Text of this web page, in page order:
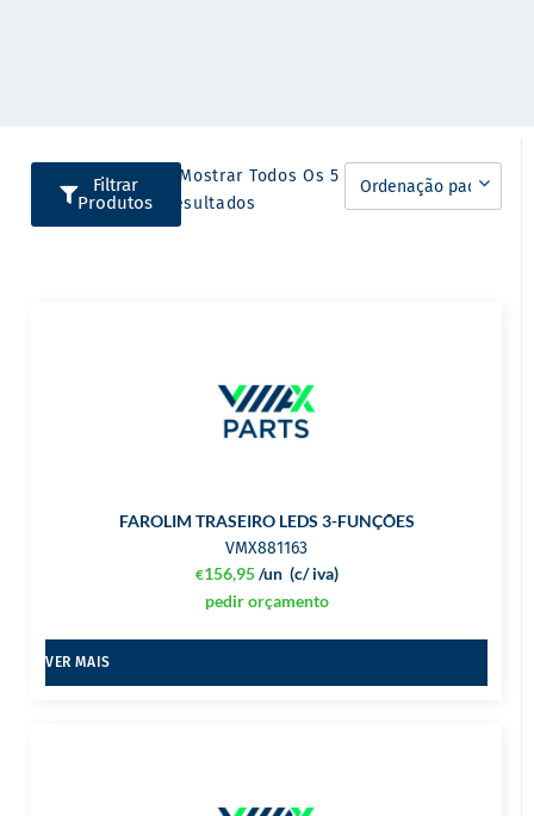
Filtrar
Produtos
A Mostrar Todos Os 5
Resultados
FAROLIM TRASEIRO LEDS 3-FUNÇÕES
VMX881163
€156,95 (c/ iva)
/un
pedir orçamento
VER MAIS